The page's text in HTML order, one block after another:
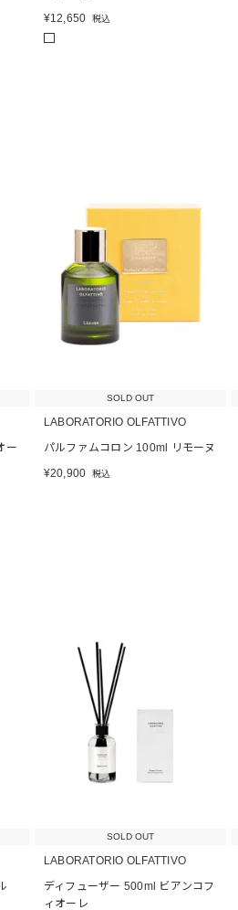
¥12,650 税込
ー
SOLD OUT
LABORATORIO OLFATTIVO
パルファムコロン 100ml リモーヌ
¥20,900 税込
SOLD OUT
LABORATORIO OLFATTIVO
ディフューザー 500ml ビアンコフ
ィオーレ